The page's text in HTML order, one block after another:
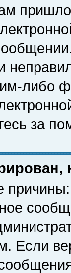
либо
за
Если